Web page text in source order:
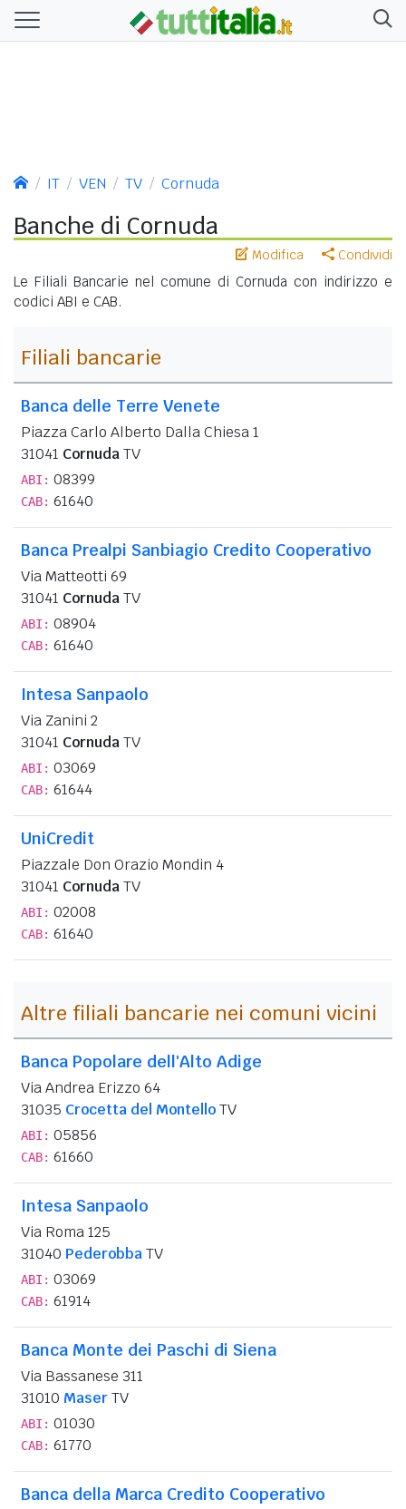
IT VEN TV Cornuda
Banche di Cornuda
Modifica Condividi
Le Filiali Bancarie nel comune di Cornuda con indirizzo e
codici ABI e CAB.
Filiali bancarie
Banca delle Terre Venete
Piazza Carlo Alberto Dalla Chiesa 1
31041 CornudaTV
ABI: 08399
CAB: 61640
Banca Prealpi Sanbiagio Credito Cooperativo
Via Matteotti 69
31041 CornudaTV
ABI: 08904
CAB: 61640
Intesa Sanpaolo
Via Zanini 2
31041 CornudaTV
ABI: 03069
CAB: 61644
UniCredit
Piazzale Don Orazio Mondin 4
31041 CornudaTV
ABI: 02008
CAB: 61640
Altre filiali bancarie nei comuni vicini
Banca Popolare dell'Alto Adige
Via Andrea Erizzo 64
31035 Crocetta del MontelloTV
ABI: 05856
CAB: 61660
Intesa Sanpaolo
Via Roma 125
31040 PederobbaTV
ABI: 03069
CAB: 61914
Banca Monte dei Paschi di Siena
Via Bassanese 311
31010 MaserTV
ABI: 01030
CAB: 61770
Banca della Marca Credito Cooperativo